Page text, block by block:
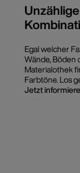
Unzählige
Egal welcher
Wände, Böden
Materialothek
Farbtöne. Los
Jetzt